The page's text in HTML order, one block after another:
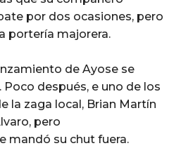
por dos ocasiones, pero
portería majorera.
de Ayose se
después, e uno de los
la zaga local, Brian Martín
pero
mandó su chut fuera.